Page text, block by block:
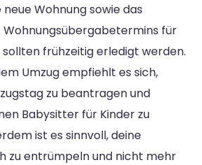
Wohnung sowie das
für
frühzeitig erledigt werden.
Umzug empfiehlt es sich,
zu beantragen und
Babysitter für Kinder zu
ist es sinnvoll, deine
zu entrümpeln und nicht mehr